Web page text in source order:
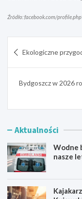
Źródło: facebook.com/
wpisu
Ekologiczne
Bydgoszcz w 2026
Aktualności
Wodne
nasze